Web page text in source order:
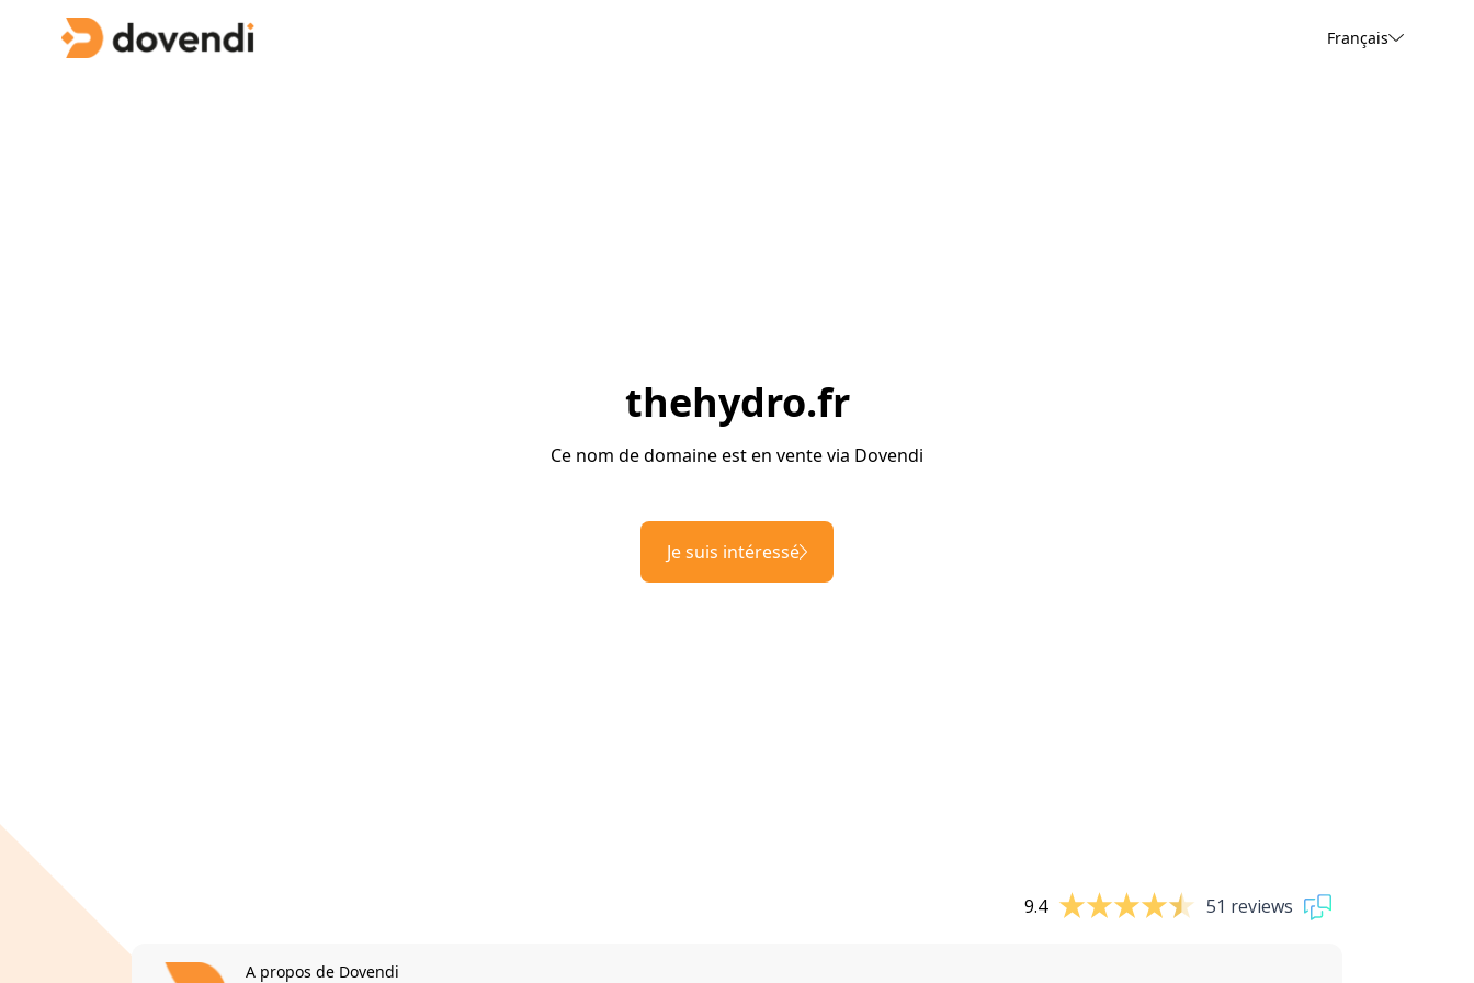
Français
thehydro.fr
Ce nom de domaine est en vente via Dovendi
Je suis intéressé
9.4 51 reviews
A propos de Dovendi